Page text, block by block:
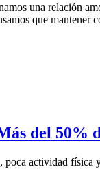
una relación
que mantener
del 50%
poca actividad física